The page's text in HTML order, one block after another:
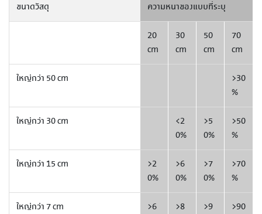
ขนาดวัสดุ ความหนาของแบบที่ระบุ
20
cm
30
cm
50
cm
70
cm
ใหญ่กว่า 50 cm
>30
%
ใหญ่กว่า 30 cm
<2
0%
>5
0%
>50
%
ใหญ่กว่า 15 cm
>2
0%
>6
0%
>7
0%
>70
%
ใหญ่กว่า 7 cm
>6
>8
>9
>90